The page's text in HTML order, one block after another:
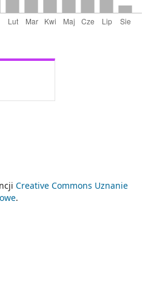
Creative Commons Uznanie
.